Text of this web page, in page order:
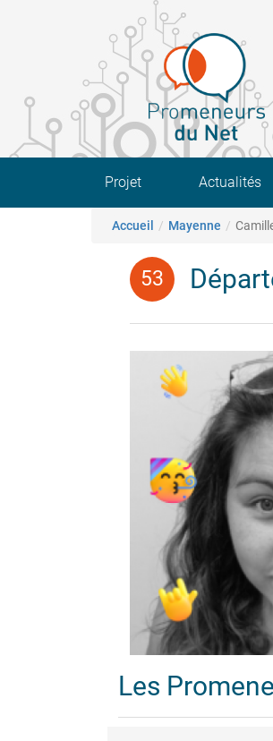
Main
Projet Actualités
Fil d'Ariane
Accueil Mayenne
Les